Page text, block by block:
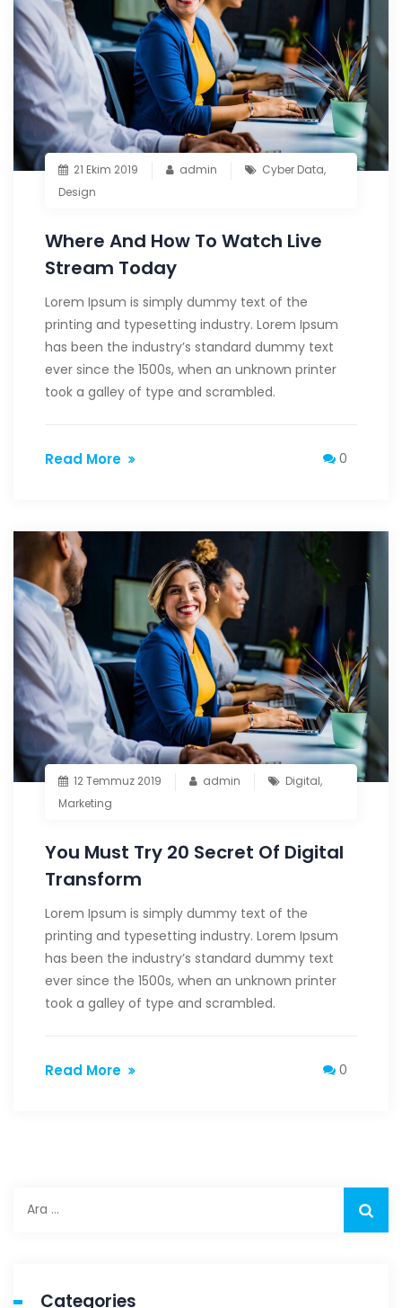
21 Ekim 2019 admin Cyber Data,
Design
Where And How To Watch Live
Stream Today
Lorem Ipsum is simply dummy text of the
printing and typesetting industry. Lorem Ipsum
has been the industry’s standard dummy text
ever since the 1500s, when an unknown printer
took a galley of type and scrambled.
Read More 0
12 Temmuz 2019 admin Digital,
Marketing
You Must Try 20 Secret Of Digital
Transform
Lorem Ipsum is simply dummy text of the
printing and typesetting industry. Lorem Ipsum
has been the industry’s standard dummy text
ever since the 1500s, when an unknown printer
took a galley of type and scrambled.
Read More 0
Categories